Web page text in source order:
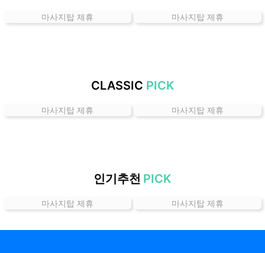
동
위
샵
천
마사지탑 제휴 마사지탑 제휴
CLASSIC PICK
마사지탑 제휴 마사지탑 제휴
인기추천 PICK
마사지탑 제휴 마사지탑 제휴